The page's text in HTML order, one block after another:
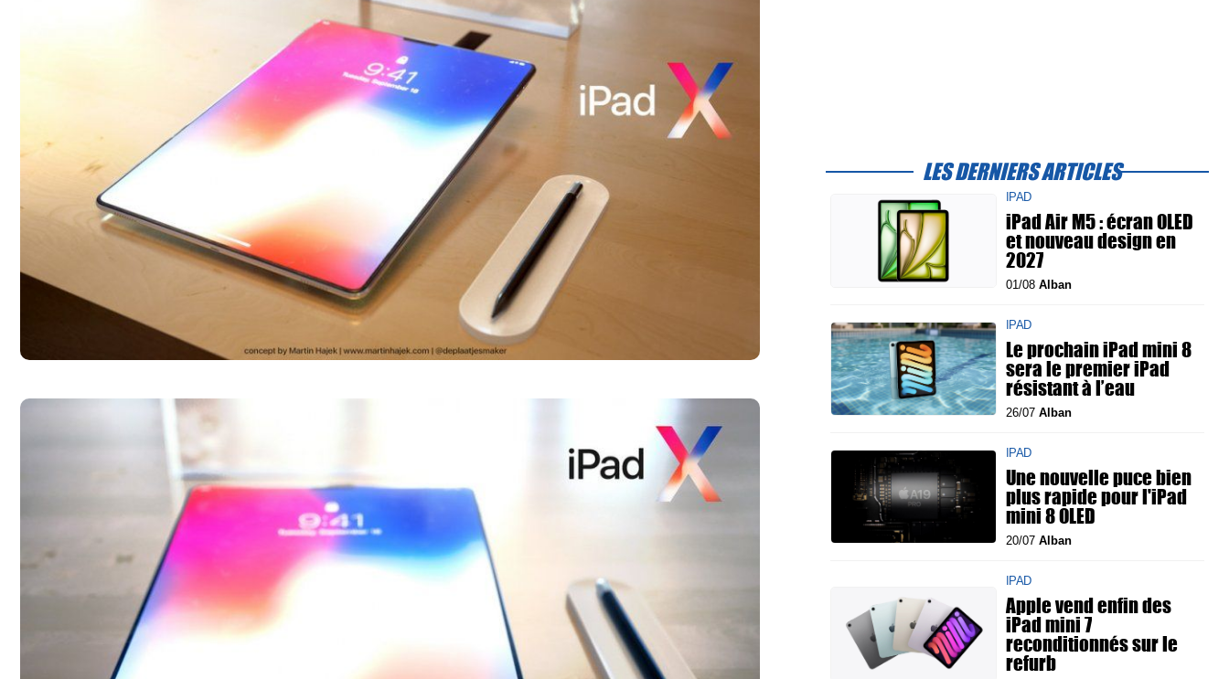
LES DERNIERS ARTICLES
IPAD
iPad Air M5 : écran OLED
et nouveau design en
2027
01/08 Alban
IPAD
Le prochain iPad mini 8
sera le premier iPad
résistant à l’eau
26/07 Alban
IPAD
Une nouvelle puce bien
plus rapide pour l'iPad
mini 8 OLED
20/07 Alban
IPAD
Apple vend enfin des
iPad mini 7
reconditionnés sur le
refurb